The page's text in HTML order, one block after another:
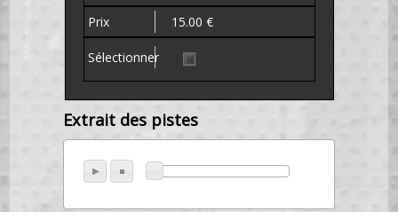
15.00 €
Extrait des pistes